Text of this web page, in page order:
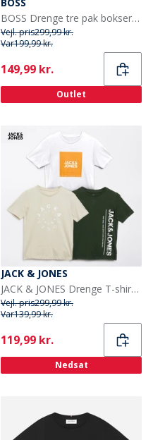
BOSS Drenge tre pak bokser sort
Vejl. pris299,99 kr.
Var199,99 kr.
Current
149,99 kr.
Outlet
JACK & JONES
JACK & JONES Drenge T-shirts Jason 3-pak Sort
Vejl. pris299,99 kr.
Var139,99 kr.
Current
119,99 kr.
Nedsat